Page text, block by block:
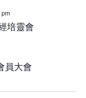
培靈會
員大會